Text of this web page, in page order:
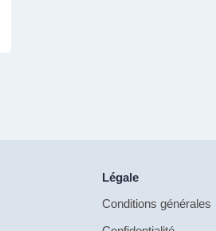
Légale
Conditions générales